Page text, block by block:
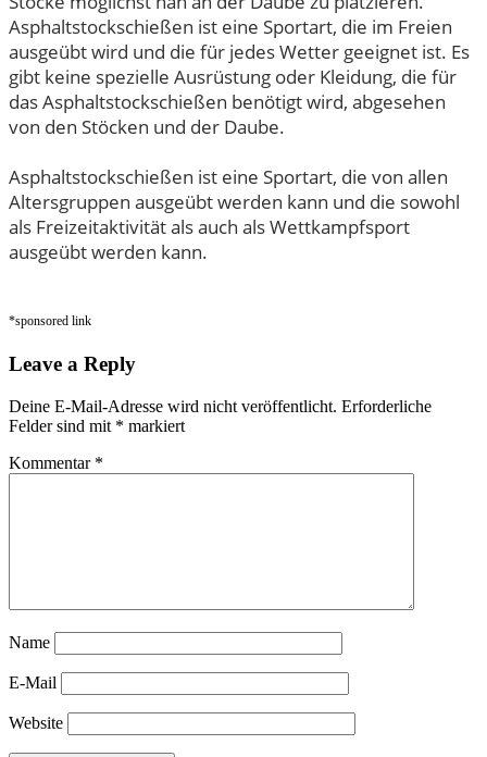
Asphaltstockschießen ist eine Sportart, die im Freien
ausgeübt wird und die für jedes Wetter geeignet ist. Es
gibt keine spezielle Ausrüstung oder Kleidung, die für
das Asphaltstockschießen benötigt wird, abgesehen
von den Stöcken und der Daube.
Asphaltstockschießen ist eine Sportart, die von allen
Altersgruppen ausgeübt werden kann und die sowohl
als Freizeitaktivität als auch als Wettkampfsport
ausgeübt werden kann.
*sponsored link
Leave a Reply
Deine E-Mail-Adresse wird nicht veröffentlicht. Erforderliche
Felder sind mit * markiert
Kommentar *
Name
E-Mail
Website